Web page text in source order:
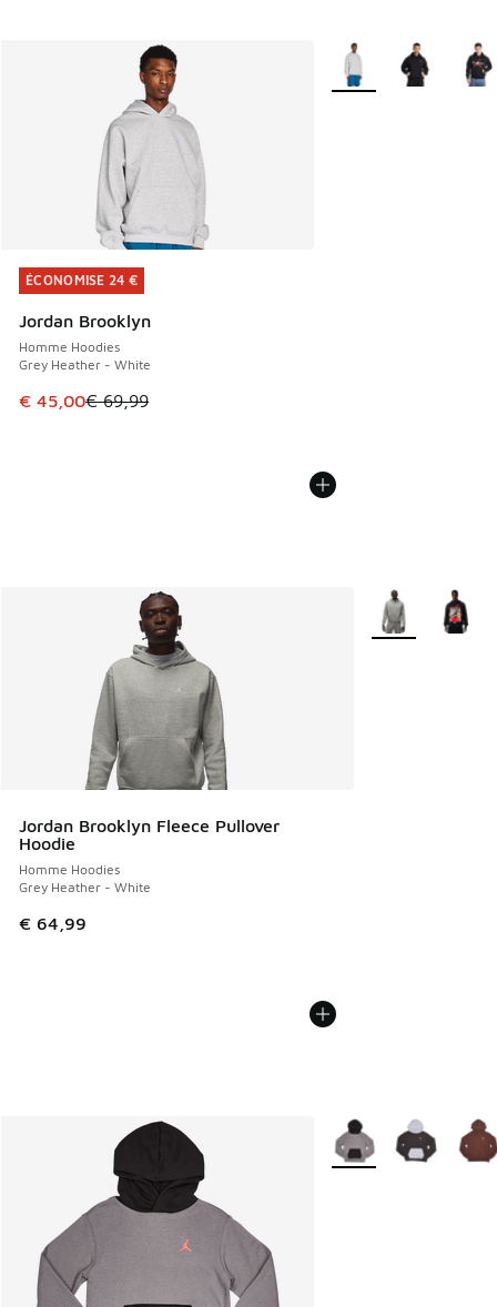
ÉCONOMISE 24 €
Jordan Brooklyn
Homme Hoodies
Grey Heather - White
Cet article est en promotion. Prix en baisse de € 69,99 à
€ 45,00€ 69,99
ÉCONOMISE 24 €
Plus de couleurs
Jordan Brooklyn Fleece Pullover
Hoodie
Homme Hoodies
Grey Heather - White
€ 64,99
Plus de couleurs
Plus de couleurs